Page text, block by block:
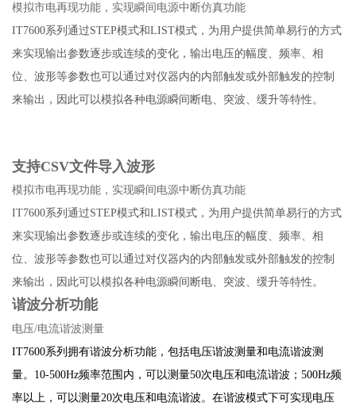
模拟市电再现功能，实现瞬间电源中断仿真功能
IT7600系列通过STEP模式和LIST模式，为用户提供简单易行的方式
来实现输出参数逐步或连续的变化，输出电压的幅度、频率、相
位、波形等参数也可以通过对仪器内的内部触发或外部触发的控制
来输出，因此可以模拟各种电源瞬间断电、突波、缓升等特性。
支持CSV文件导入波形
模拟市电再现功能，实现瞬间电源中断仿真功能
IT7600系列通过STEP模式和LIST模式，为用户提供简单易行的方式
来实现输出参数逐步或连续的变化，输出电压的幅度、频率、相
位、波形等参数也可以通过对仪器内的内部触发或外部触发的控制
来输出，因此可以模拟各种电源瞬间断电、突波、缓升等特性。
谐波分析功能
电压/电流谐波测量
IT7600系列拥有谐波分析功能，包括电压谐波测量和电流谐波测
量。10-500Hz频率范围内，可以测量50次电压和电流谐波；500Hz频
率以上，可以测量20次电压和电流谐波。在谐波模式下可实现电压